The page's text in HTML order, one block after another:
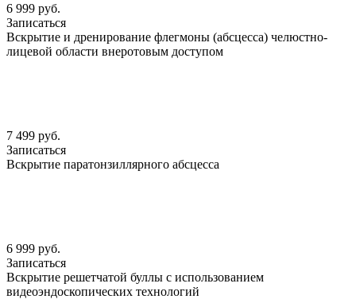
6 999 руб.
Записаться
Вскрытие и дренирование флегмоны (абсцесса) челюстно-
лицевой области внеротовым доступом
7 499 руб.
Записаться
Вскрытие паратонзиллярного абсцесса
6 999 руб.
Записаться
Вскрытие решетчатой буллы с использованием
видеоэндоскопических технологий